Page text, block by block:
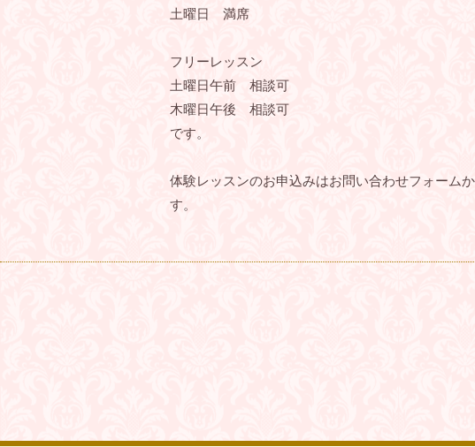
土曜日 満席
フリーレッスン
土曜日午前 相談可
木曜日午後 相談可
です。
体験レッスンのお申込みはお問い合わせフォーム
す。